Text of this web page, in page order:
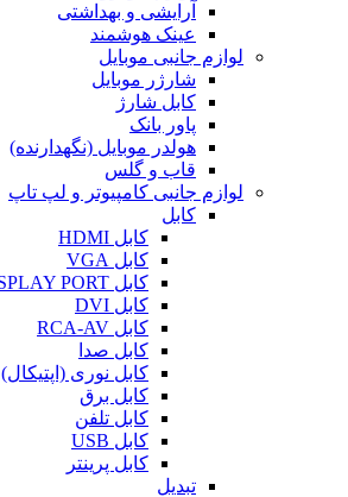
آرایشی و بهداشتی
عینک هوشمند
لوازم جانبی موبایل
شارژر موبایل
کابل شارژ
پاور بانک
هولدر موبایل (نگهدارنده)
قاب و گلس
لوازم جانبی کامپیوتر و لپ تاپ
کابل
کابل HDMI
کابل VGA
کابل DISPLAY PORT
کابل DVI
کابل RCA-AV
کابل صدا
کابل نوری (اپتیکال)
کابل برق
کابل تلفن
کابل USB
کابل پرینتر
تبدیل